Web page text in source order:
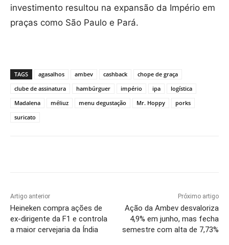
investimento resultou na expansão da Império em
praças como São Paulo e Pará.
TAGS agasalhos ambev cashback
chope de graça
clube de assinatura
hambúrguer império ipa
logística
Madalena
méliuz menu degustação Mr. Hoppy
porks
suricato
Artigo anterior
Heineken compra ações de
ex-dirigente da F1 e controla
a maior cervejaria da Índia
Próximo artigo
Ação da Ambev desvaloriza
4,9% em junho, mas fecha
semestre com alta de 7,73%